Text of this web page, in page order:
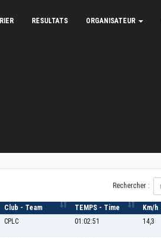
RESULTATS ORGANISATEUR
Rechercher :
Club - Team TEMPS - Time Km/h
CPLC 01:02:51 14,3